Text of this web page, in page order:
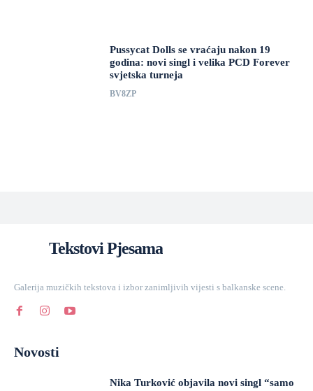
Pussycat Dolls se vraćaju nakon 19
godina: novi singl i velika PCD Forever
svjetska turneja
BV8ZP
Tekstovi Pjesama
Galerija muzičkih tekstova i izbor zanimljivih vijesti s balkanske scene.
Novosti
Nika Turković objavila novi singl “samo